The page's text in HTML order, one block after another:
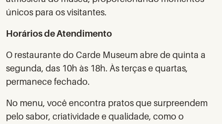
únicos para os visitantes.
Horários de Atendimento
O restaurante do Carde Museum abre de quinta a
segunda, das 10h às 18h. Às terças e quartas,
permanece fechado.
No menu, você encontra pratos que surpreendem
pelo sabor, criatividade e qualidade, como o